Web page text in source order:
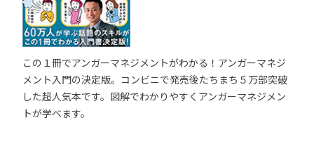
この１冊でアンガーマネジメントがわかる！アンガーマネジ
メント入門の決定版。コンビニで発売後たちまち５万部突破
した超人気本です。図解でわかりやすくアンガーマネジメン
トが学べます。